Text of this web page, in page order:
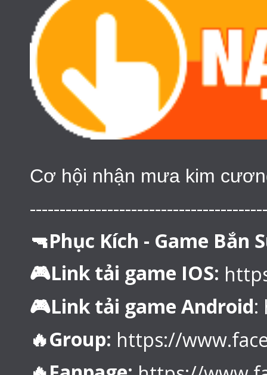
Cơ hội nhận mưa kim
🔫Phục Kích - Game Bắn
🎮Link tải game IOS:
🎮Link tải game Android:
🔥Group: https://